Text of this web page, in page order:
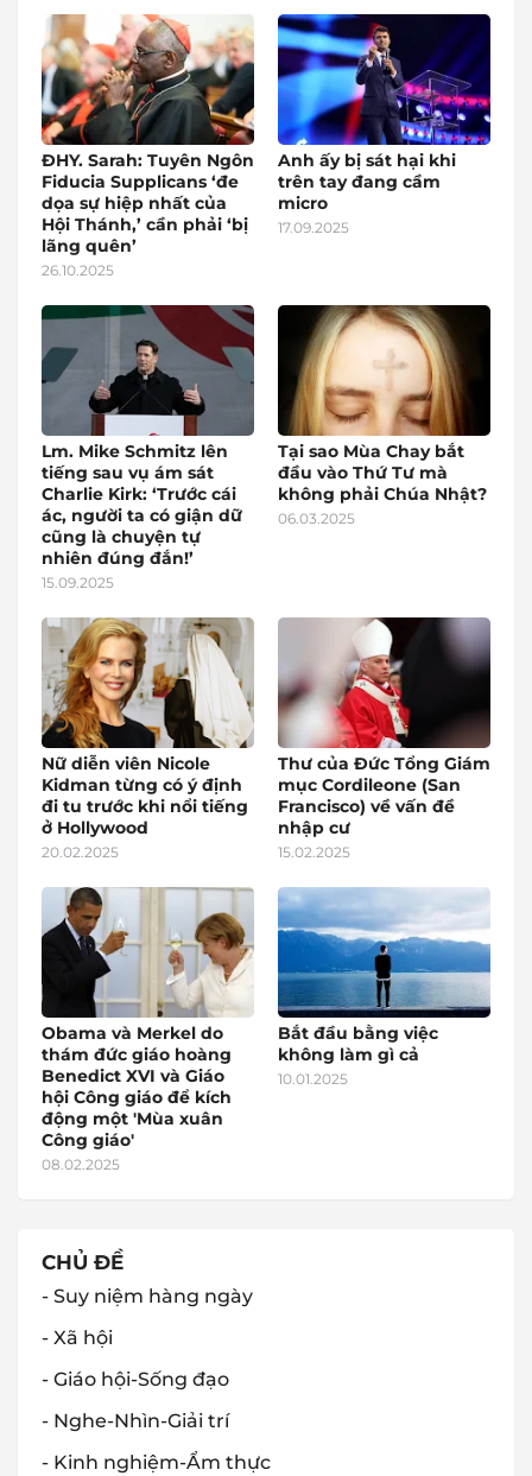
ĐHY. Sarah: Tuyên Ngôn
Fiducia Supplicans ‘đe
dọa sự hiệp nhất của
Hội Thánh,’ cần phải ‘bị
lãng quên’
26.10.2025
Anh ấy bị sát hại khi
trên tay đang cầm
micro
17.09.2025
Lm. Mike Schmitz lên
tiếng sau vụ ám sát
Charlie Kirk: ‘Trước cái
ác, người ta có giận dữ
cũng là chuyện tự
nhiên đúng đắn!’
15.09.2025
Tại sao Mùa Chay bắt
đầu vào Thứ Tư mà
không phải Chúa Nhật?
06.03.2025
Nữ diễn viên Nicole
Kidman từng có ý định
đi tu trước khi nổi tiếng
ở Hollywood
20.02.2025
Thư của Đức Tổng Giám
mục Cordileone (San
Francisco) về vấn đề
nhập cư
15.02.2025
Obama và Merkel do
thám đức giáo hoàng
Benedict XVI và Giáo
hội Công giáo để kích
động một 'Mùa xuân
Công giáo'
08.02.2025
Bắt đầu bằng việc
không làm gì cả
10.01.2025
CHỦ ĐỀ
- Suy niệm hàng ngày
- Xã hội
- Giáo hội-Sống đạo
- Nghe-Nhìn-Giải trí
- Kinh nghiệm-Ẩm thực